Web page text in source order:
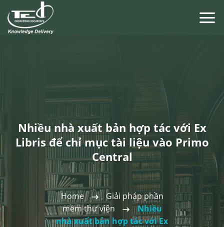
đến
nội
Nhiều nhà xuất bản hợp tác với Ex
Libris để chỉ mục tài liệu vào Primo
Central
Home
Giải pháp phần
mềm thư viện
Nhiều
nhà xuất bản hợp tác với Ex